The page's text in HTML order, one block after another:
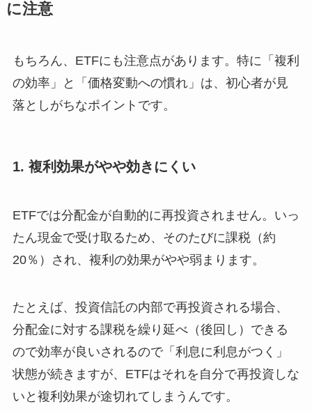
に注意
もちろん、ETFにも注意点があります。特に「複利
の効率」と「価格変動への慣れ」は、初心者が見
落としがちなポイントです。
1. 複利効果がやや効きにくい
ETFでは分配金が自動的に再投資されません。いっ
たん現金で受け取るため、そのたびに課税（約
20％）され、複利の効果がやや弱まります。
たとえば、投資信託の内部で再投資される場合、
分配金に対する課税を繰り延べ（後回し）できる
ので効率が良いされるので「利息に利息がつく」
状態が続きますが、ETFはそれを自分で再投資しな
いと複利効果が途切れてしまうんです。